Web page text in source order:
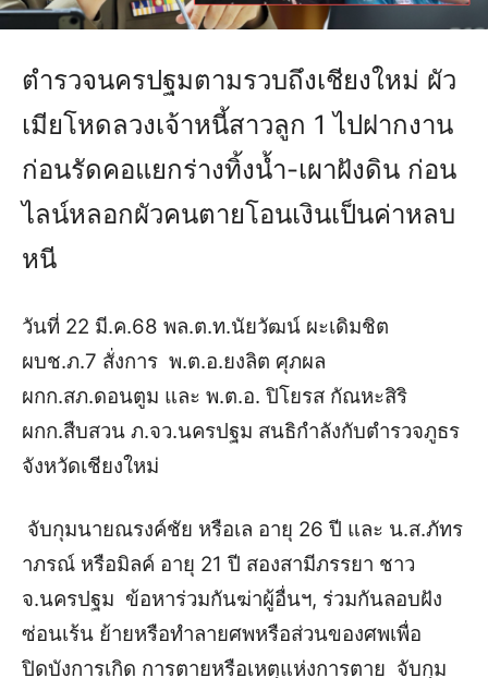
ตำรวจนครปฐมตามรวบถึงเชียงใหม่ ผัว
เมียโหดลวงเจ้าหนี้สาวลูก 1 ไปฝากงาน
ก่อนรัดคอแยกร่างทิ้งน้ำ-เผาฝังดิน ก่อน
ไลน์หลอกผัวคนตายโอนเงินเป็นค่าหลบ
หนี
วันที่ 22 มี.ค.68 พล.ต.ท.นัยวัฒน์ ผะเดิมชิต
ผบช.ภ.7 สั่งการ พ.ต.อ.ยงลิต ศุภผล
ผกก.สภ.ดอนตูม และ พ.ต.อ. ปิโยรส กัณหะสิริ
ผกก.สืบสวน ภ.จว.นครปฐม สนธิกำลังกับตำรวจภูธร
จังหวัดเชียงใหม่
จับกุมนายณรงค์ชัย หรือเล อายุ 26 ปี และ น.ส.ภัทร
าภรณ์ หรือมิลค์ อายุ 21 ปี สองสามีภรรยา ชาว
จ.นครปฐม ข้อหาร่วมกันฆ่าผู้อื่นฯ, ร่วมกันลอบฝัง
ซ่อนเร้น ย้ายหรือทำลายศพหรือส่วนของศพเพื่อ
ปิดบังการเกิด การตายหรือเหตุแห่งการตาย จับกุม